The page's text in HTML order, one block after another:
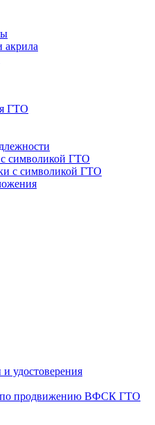
акрила
ГТО
символикой ГТО
с символикой ГТО
удостоверения
по продвижению ВФСК ГТО